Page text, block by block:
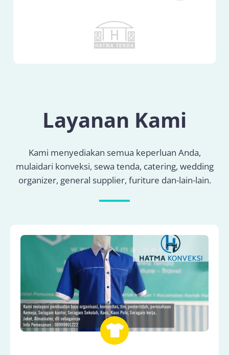
Layanan Kami
Kami menyediakan semua keperluan Anda,
mulaidari konveksi, sewa tenda, catering, wedding
organizer, general supplier, furiture dan-lain-lain.